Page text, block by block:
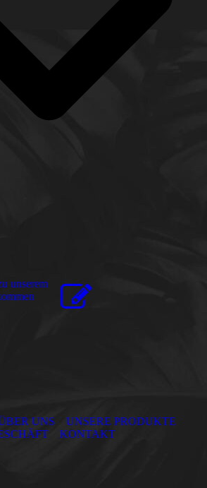
unserem
UNS
UNSERE PRODUKTE
KONTAKT